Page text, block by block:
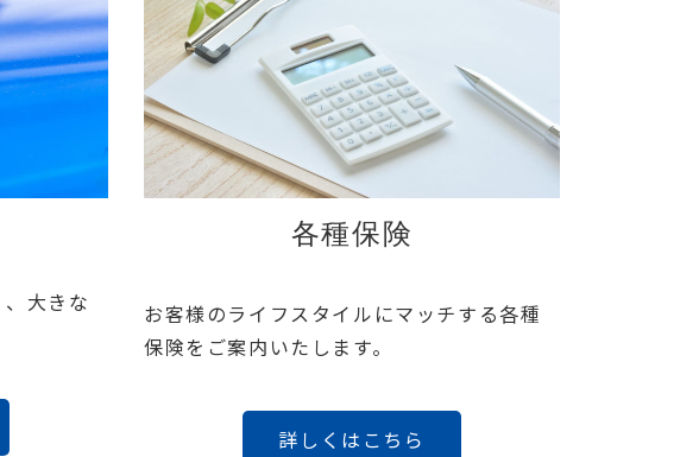
大きな
各種保険
お客様のライフスタイルにマッチする各種
保険をご案内いたします。
詳しくはこちら